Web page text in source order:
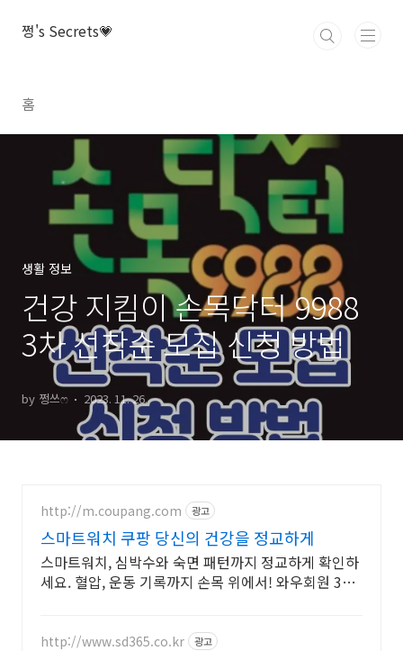
쩡's Secrets💗
홈
생활 정보
건강 지킴이 손목닥터 9988
3차 선착순 모집 신청 방법
by 쩡쓰ෆ 2023. 11. 26.
http://m.coupang.com 광고
스마트워치 쿠팡 당신의 건강을 정교하게
스마트워치, 심박수와 숙면 패턴까지 정교하게 확인하
세요. 혈압, 운동 기록까지 손목 위에서! 와우회원 30
http://www.sd365.co.kr 광고